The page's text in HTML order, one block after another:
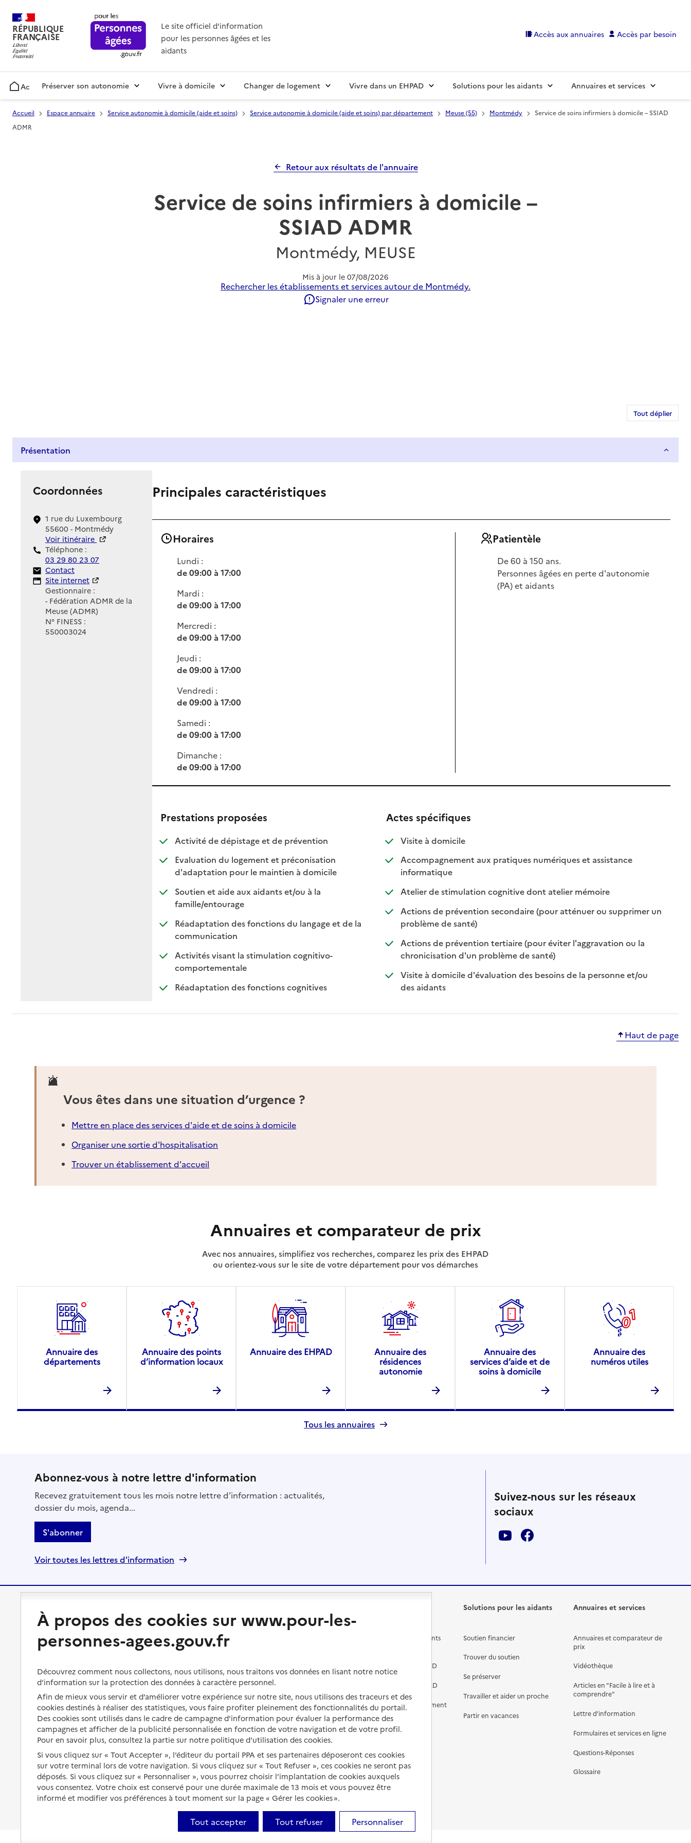
RÉPUBLIQUE
FRANÇAISE
Le site officiel d'information
pour les personnes âgées et les
aidants
Accès aux annuaires Accès par besoin
AccueilPréserver son autonomie Vivre à domicile Changer de logement Vivre dans un EHPAD Solutions pour les aidants Annuaires et services
Accueil Espace annuaire Service autonomie à domicile (aide et soins) Service autonomie à domicile (aide et soins) par département Meuse (55) Montmédy
Service de soins infirmiers à domicile – SSIAD
ADMR
Retour aux résultats de l'annuaire
Service de soins infirmiers à domicile –
SSIAD ADMR
Montmédy, MEUSE
Mis à jour le 07/08/2026
Rechercher les établissements et services autour de Montmédy.
Signaler une erreur
Tout déplier
Présentation
Coordonnées
1 rue du Luxembourg
55600 - Montmédy
Voir itinéraire
Téléphone :
03 29 80 23 07
Contact
Contact
Site Internet
Site internet
Gestionnaire :
- Fédération ADMR de la
Meuse (ADMR)
N° FINESS :
550003024
Principales caractéristiques
Horaires
Lundi :
de 09:00 à 17:00
Mardi :
de 09:00 à 17:00
Mercredi :
de 09:00 à 17:00
Jeudi :
de 09:00 à 17:00
Vendredi :
de 09:00 à 17:00
Samedi :
de 09:00 à 17:00
Dimanche :
de 09:00 à 17:00
Patientèle
De 60 à 150 ans.
Personnes âgées en perte d'autonomie
(PA) et aidants
Prestations proposées
Activité de dépistage et de prévention: disponible
: non disponible
Evaluation du logement et préconisation
d'adaptation pour le maintien à domicile: disponible
: non disponible
Soutien et aide aux aidants et/ou à la
famille/entourage: disponible
: non disponible
Réadaptation des fonctions du langage et de la
communication: disponible
: non disponible
Activités visant la stimulation cognitivo-
comportementale: disponible
: non disponible
Réadaptation des fonctions cognitives: disponible
: non disponible
Actes spécifiques
Visite à domicile: disponible
: non disponible
Accompagnement aux pratiques numériques et assistance
informatique: disponible
: non disponible
Atelier de stimulation cognitive dont atelier mémoire: disponible
: non disponible
Actions de prévention secondaire (pour atténuer ou supprimer un
problème de santé): disponible
: non disponible
Actions de prévention tertiaire (pour éviter l'aggravation ou la
chronicisation d'un problème de santé): disponible
: non disponible
Visite à domicile d'évaluation des besoins de la personne et/ou
des aidants: disponible
: non disponible
Haut de page
Vous êtes dans une situation d’urgence ?
Mettre en place des services d'aide et de soins à domicile
Organiser une sortie d'hospitalisation
Trouver un établissement d'accueil
Annuaires et comparateur de prix
Avec nos annuaires, simplifiez vos recherches, comparez les prix des EHPAD
ou orientez-vous sur le site de votre département pour vos démarches
Annuaire des
départements
Annuaire des points
d’information locaux
Annuaire des EHPAD
Annuaire des
résidences
autonomie
Annuaire des
services d’aide et de
soins à domicile
Annuaire des
numéros utiles
Tous les annuaires
Abonnez-vous à notre lettre d'information
Recevez gratuitement tous les mois notre lettre d'information : actualités,
dossier du mois, agenda...
S'abonner
Voir toutes les lettres d'information
Suivez-nous sur les réseaux
sociaux
Perte d'autonomie : évaluation
et droits
s'équiper
Préserver son autonomie et sa
santé
Organiser à l'avance sa propre
protection
Les mesures de protection
Les obligations de la famille
À qui s’adresser ?
Bénéficier d'aide à domicile
Aides financières
Solutions d'accueil temporaire
Partager son logement
Vivre à domicile avec une
maladie ou un handicap
Être hospitalisé
Fin de vie à domicile
Vivre chez un proche
Vivre en accueil familial
Autres solutions de logement
Les différents établissements
Préparer l'entrée en EHPAD
Aides financières en EHPAD
Prévention, accompagnement
et soins
Comprendre les prix en
Fin de vie en EHPAD
Solutions pour les aidants
Soutien financier
Trouver du soutien
Se préserver
Travailler et aider un proche
Partir en vacances
Annuaires et services
Annuaires et comparateur de
prix
Vidéothèque
Articles en "Facile à lire et à
comprendre"
Lettre d'information
Formulaires et services en ligne
Questions-Réponses
Glossaire
À propos des cookies sur www.pour-les-
personnes-agees.gouv.fr
Découvrez comment nous collectons, nous utilisons, nous traitons vos données en lisant notre notice
d’information sur la protection des données à caractère personnel.
Afin de mieux vous servir et d’améliorer votre expérience sur notre site, nous utilisons des traceurs et des
cookies destinés à réaliser des statistiques, vous faire profiter pleinement des fonctionnalités du portail.
Des cookies sont utilisés dans le cadre de campagne d’information pour évaluer la performance des
campagnes et afficher de la publicité personnalisée en fonction de votre navigation et de votre profil.
Pour en savoir plus, consultez la partie sur notre politique d'utilisation des cookies.
Si vous cliquez sur « Tout Accepter », l’éditeur du portail PPA et ses partenaires déposeront ces cookies
sur votre terminal lors de votre navigation. Si vous cliquez sur « Tout Refuser », ces cookies ne seront pas
déposés. Si vous cliquez sur « Personnaliser », vous pourrez choisir l’implantation de cookies auxquels
vous consentez. Votre choix est conservé pour une durée maximale de 13 mois et vous pouvez être
informé et modifier vos préférences à tout moment sur la page « Gérer les cookies ».
Tout accepter Tout refuser Personnaliser